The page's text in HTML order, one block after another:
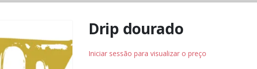
Drip dourado
Iniciar sessão para visualizar o preço